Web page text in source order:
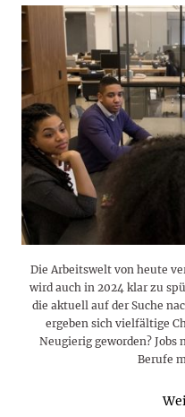
Die Arbeitswelt von heute
wird auch in 2024 klar zu
die aktuell auf der Suche
ergeben sich vielfältige
Neugierig geworden?
Berufe